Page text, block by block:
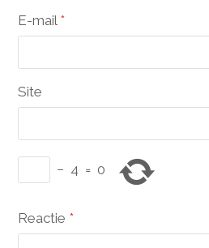
E-mail *
Site
− 4 = 0
Reactie *